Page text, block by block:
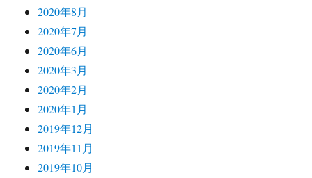
2020年8月
2020年7月
2020年6月
2020年3月
2020年2月
2020年1月
2019年12月
2019年11月
2019年10月